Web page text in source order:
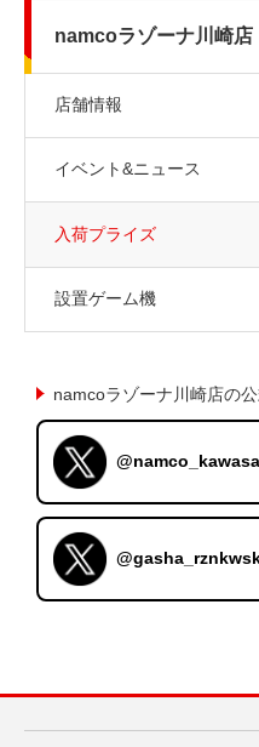
namcoラゾーナ川崎店
店舗情報
イベント&ニュース
入荷プライズ
設置ゲーム機
namcoラゾーナ川崎店の